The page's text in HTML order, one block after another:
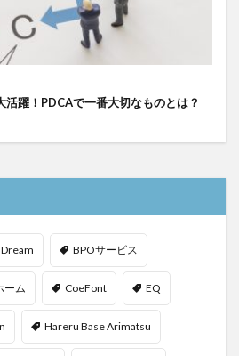
躍！PDCAで一番大切なものとは？
BPOサービス
ーム CoeFont EQ
Hareru Base Arimatsu